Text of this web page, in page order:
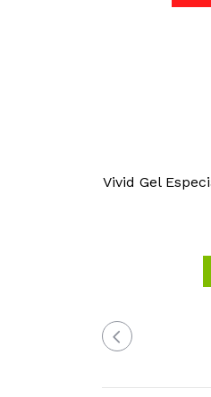
Vivid Gel